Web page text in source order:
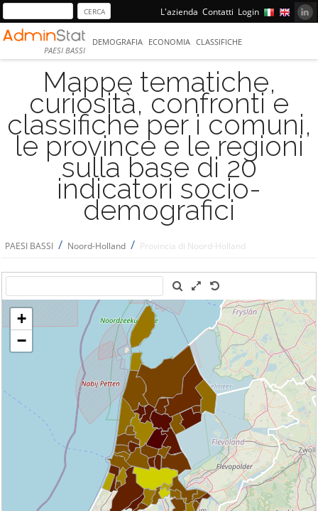
L'azienda Contatti Login
PAESI BASSI
DEMOGRAFIA ECONOMIA CLASSIFICHE
Mappe tematiche,
curiosità, confronti e
classifiche per i comuni,
le province e le regioni
sulla base di 20
indicatori socio-
demografici
PAESI BASSI / Noord-Holland / Provincia di Noord-Holland